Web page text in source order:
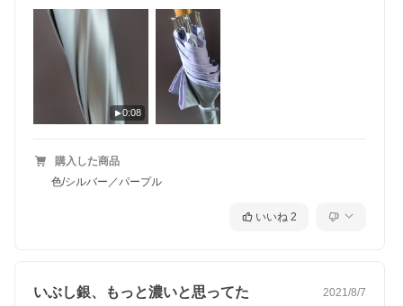
0:08
購入した商品
色/シルバー／パープル
いいね 2
いぶし銀、もっと濃いと思ってた 2021/8/7